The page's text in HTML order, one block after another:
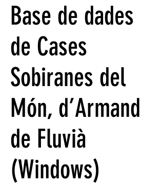
Base de dades
de Cases
Sobiranes del
Món, d’Armand
de Fluvià
(Windows)